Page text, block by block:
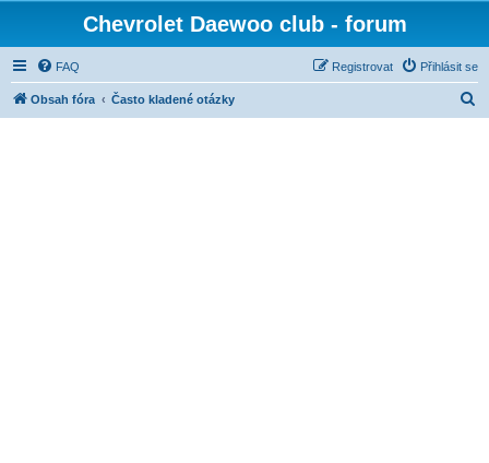
Chevrolet Daewoo club - forum
FAQ Přihlásit se
Registrovat
Obsah fóra Často kladené otázky